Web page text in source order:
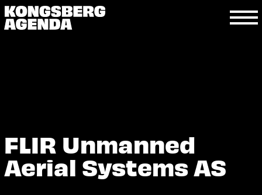
FLIR Unmanned
Aerial Systems AS